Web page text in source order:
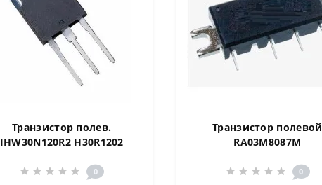
Транзистор полев.
IHW30N120R2 H30R1202
0
Транзистор полевой
RA03M8087M
0